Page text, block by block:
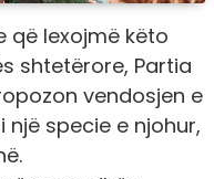
që lexojmë këto
shtetërore, Partia
vendosjen e
një specie e njohur,